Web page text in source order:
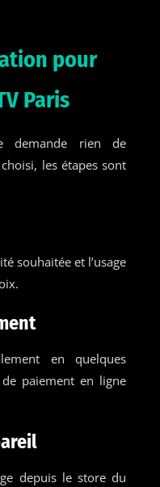
pour
Paris
demande rien de
les étapes sont
souhaitée et l’usage
en quelques
paiement en ligne
depuis le store du